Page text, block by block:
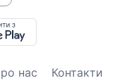
нас
Контакти